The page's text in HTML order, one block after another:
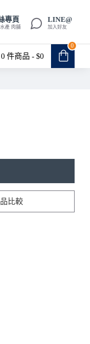
專頁
產 肉舖
LINE@
加入好友
0 件商品 - $0
0
比較